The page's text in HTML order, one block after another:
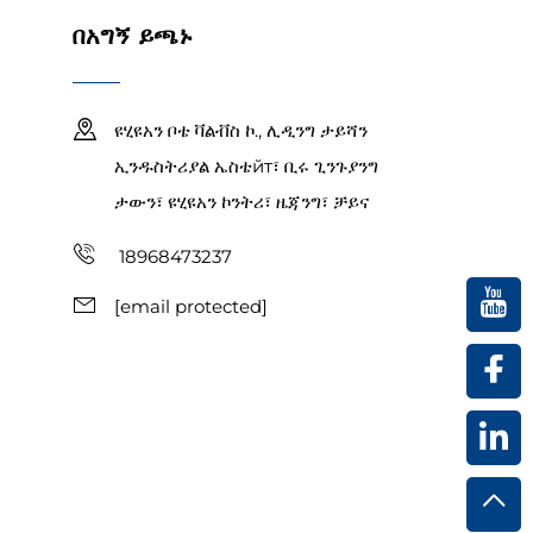
በአግኝ ይጫኑ
ዩሂዩአን ቦቴ ቫልቭስ ኮ., ሊዲንግ ታይሻን
ኢንዱስትሪያል ኤስቴйт፣ ቢሩ ጊንጉያንግ
ታውን፣ ዩሂዩአን ኮንትሪ፣ ዜጃንግ፣ ቻይና
18968473237
[email protected]